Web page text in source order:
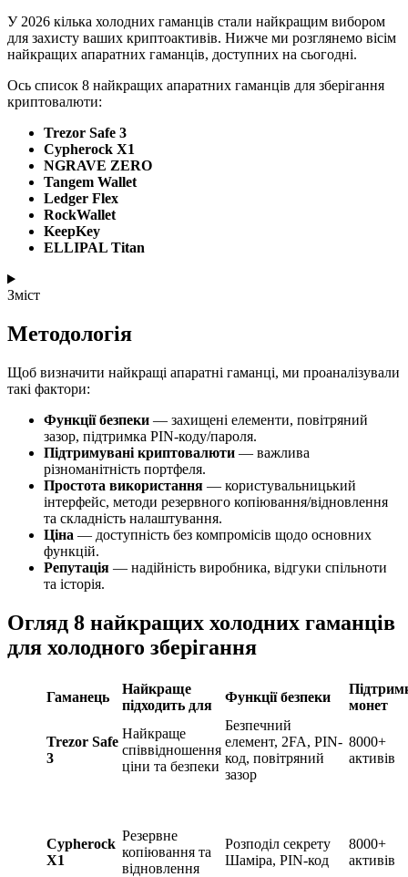
У 2026 кілька холодних гаманців стали найкращим вибором
для захисту ваших криптоактивів. Нижче ми розглянемо вісім
найкращих апаратних гаманців, доступних на сьогодні.
Ось список 8 найкращих апаратних гаманців для зберігання
криптовалюти:
Trezor Safe 3
Cypherock X1
NGRAVE ZERO
Tangem Wallet
Ledger Flex
RockWallet
KeepKey
ELLIPAL Titan
Зміст
Методологія
Щоб визначити найкращі апаратні гаманці, ми проаналізували
такі фактори:
Функції безпеки — захищені елементи, повітряний
зазор, підтримка PIN-коду/пароля.
Підтримувані криптовалюти — важлива
різноманітність портфеля.
Простота використання — користувальницький
інтерфейс, методи резервного копіювання/відновлення
та складність налаштування.
Ціна — доступність без компромісів щодо основних
функцій.
Репутація — надійність виробника, відгуки спільноти
та історія.
Огляд 8 найкращих холодних гаманців
для холодного зберігання
Гаманець
Найкраще
підходить для
Функції безпеки
монет
Trezor Safe
3
Найкраще
співвідношення
ціни та безпеки
Безпечний
елемент, 2FA, PIN-
код, повітряний
зазор
8000+
активів
Cypherock
X1
Резервне
копіювання та
відновлення
Розподіл секрету
Шаміра, PIN-код
8000+
активів